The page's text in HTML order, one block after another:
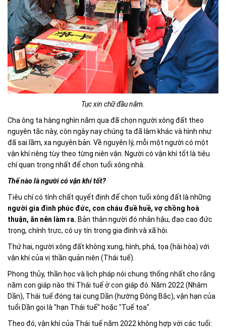
Tục xin chữ đầu năm.
Cha ông ta hàng nghìn năm qua đã chọn người xông đất theo
nguyên tắc này, còn ngày nay chúng ta đã làm khác và hình như
đã sai lầm, xa nguyên bản. Về nguyên lý, mỗi một người có một
vận khí riêng tùy theo từng niên vận. Người có vận khí tốt là tiêu
chí quan trọng nhất để chọn tuổi xông nhà.
Thế nào là người có vận khí tốt?
Tiêu chí có tính chất quyết định để chọn tuổi xông đất là những
người gia đình phúc đức, con cháu đuề huề, vợ chồng hoà
thuận, ăn nên làm ra. Bản thân người đó nhân hậu, đạo cao đức
trọng, chính trực, có uy tín trong gia đình và xã hội.
Thứ hai, người xông đất không xung, hình, phá, tọa (hài hòa) với
vận khí của vị thần quản niên (Thái tuế).
Phong thủy, thần học và lịch pháp nói chung thống nhất cho rằng
năm con giáp nào thì Thái tuế ở con giáp đó. Năm 2022 (Nhâm
Dần), Thái tuế đóng tại cung Dần (hướng Đông Bắc), vận hạn của
tuổi Dần gọi là "hạn Thái tuế" hoặc "Tuế tọa".
Theo đó, vận khí của Thái tuế năm 2022 không hợp với các tuổi: